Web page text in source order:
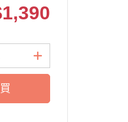
1,390